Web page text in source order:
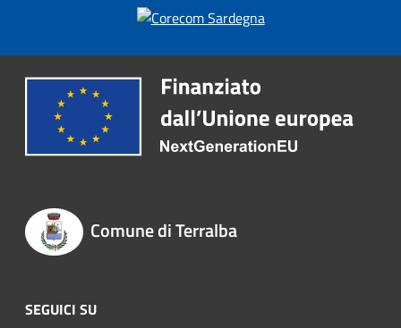
Comune di Terralba
SEGUICI SU